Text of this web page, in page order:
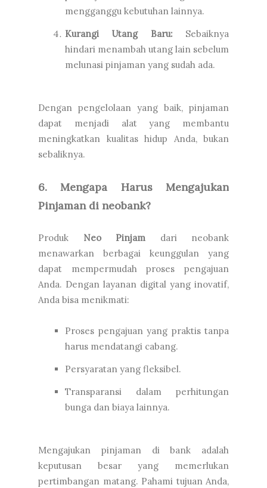
mengganggu kebutuhan lainnya.
Kurangi Utang Baru: Sebaiknya
hindari menambah utang lain sebelum
melunasi pinjaman yang sudah ada.
Dengan pengelolaan yang baik, pinjaman
dapat menjadi alat yang membantu
meningkatkan kualitas hidup Anda, bukan
sebaliknya.
6. Mengapa Harus Mengajukan
Pinjaman di neobank?
Produk Neo Pinjam dari neobank
menawarkan berbagai keunggulan yang
dapat mempermudah proses pengajuan
Anda. Dengan layanan digital yang inovatif,
Anda bisa menikmati:
Proses pengajuan yang praktis tanpa
harus mendatangi cabang.
Persyaratan yang fleksibel.
Transparansi dalam perhitungan
bunga dan biaya lainnya.
Mengajukan pinjaman di bank adalah
keputusan besar yang memerlukan
pertimbangan matang. Pahami tujuan Anda,